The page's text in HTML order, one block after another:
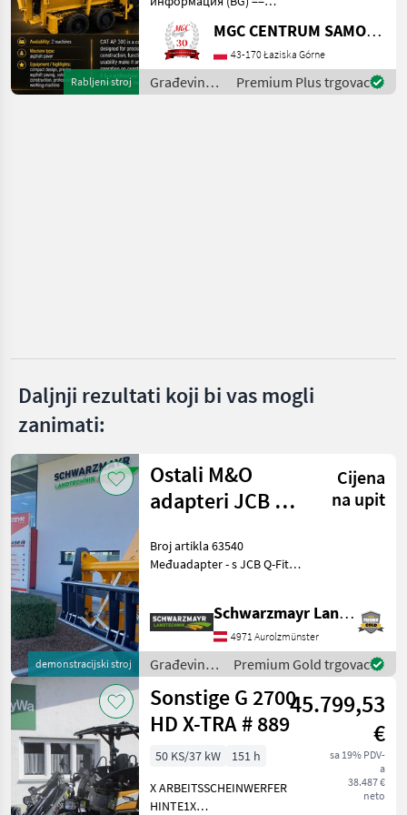
Bomag
Ammann
HammRabljeni stroj
Оторизираният дилър на
SUBARU в Лазиска Горне
представя
асфалтополагащата
машина CATERPILLAR AP
MGC CENTRUM SAMOCHODOW DOSTAWCZYCH
43-170 Łaziska Górne
Građevinski
strojevi /
Premium Plus trgovac
Daljnji rezultati koji bi vas mogli
zanimati:
demonstracijski stroj
Ostali M&O
adapteri JCB Q -
EURO
standardima
Cijena
na upit
Broj artikla 63540
Međuadapter - s JCB Q-Fit
- s nosivošću od 3, 0 tone
VFG - rabljeno Prodajni tim
tvrtke Schwarzmayr
Schwarzmayr Landtechnik GmbH - Aurolzmünster
4971 Aurolzmünster
Građevinski
strojevi /
Sonstige
Premium Gold trgovac
Sonstige G 2700
HD X-TRA # 889
45.799,53
€
sa 19% PDV-
a
38.487 €
neto
50 KS/37 kW
151 h
X ARBEITSSCHEINWERFER
HINTE1X